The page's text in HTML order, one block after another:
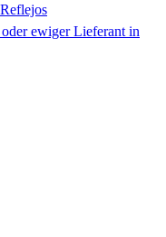
ewiger Lieferant in